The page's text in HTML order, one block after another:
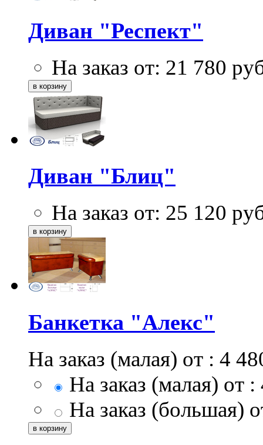
Диван "Респект"
На заказ от: 21 780
Диван "Блиц"
На заказ от: 25 120
Банкетка "Алекс"
На заказ (малая) от : 4
На заказ (малая) от :
На заказ (большая)